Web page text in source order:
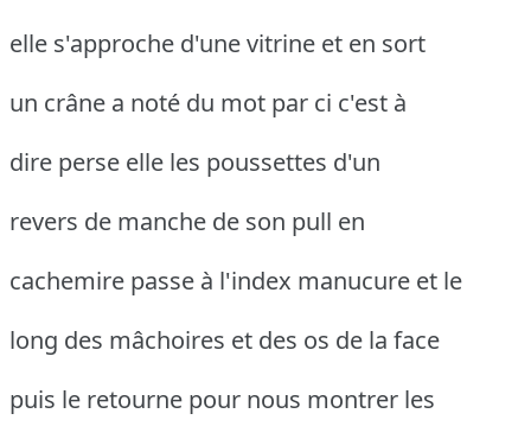
elle s'approche d'une vitrine et en sort
un crâne a noté du mot par ci c'est à
dire perse elle les poussettes d'un
revers de manche de son pull en
cachemire passe à l'index manucure et le
long des mâchoires et des os de la face
puis le retourne pour nous montrer les